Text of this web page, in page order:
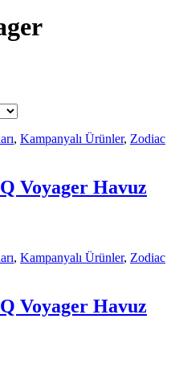
, Kampanyalı Ürünler, Zodiac
Voyager Havuz
, Kampanyalı Ürünler, Zodiac
Voyager Havuz